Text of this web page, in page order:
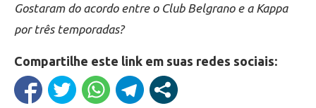
Gostaram do acordo entre o Club Belgrano e a Kappa
por três temporadas?
Compartilhe este link em suas redes sociais: